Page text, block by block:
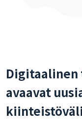
Digitaalinen
avaavat